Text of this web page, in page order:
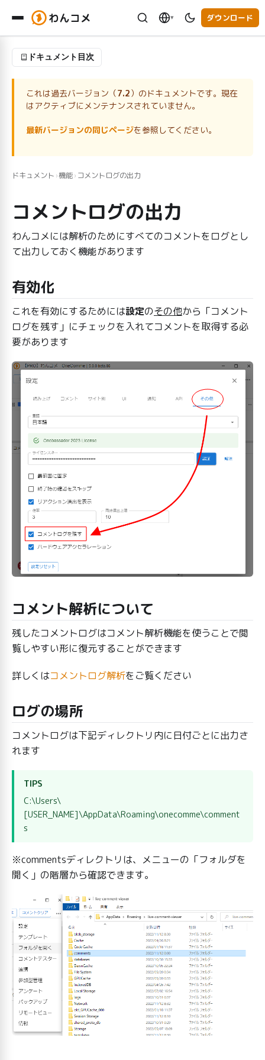
わんコメ ▾ ダウンロード
ドキュメント目次
これは過去バージョン（7.2）のドキュメントです。現在
はアクティブにメンテナンスされていません。
最新バージョンの同じページを参照してください。
ドキュメント ›機能 › コメントログの出力
コメントログの出力
わんコメには解析のためにすべてのコメントをログとし
て出力しておく機能があります
有効化
これを有効にするためには設定のその他から「コメント
ログを残す」にチェックを入れてコメントを取得する必
要があります
コメント解析について
残したコメントログはコメント解析機能を使うことで閲
覧しやすい形に復元することができます
詳しくはコメントログ解析をご覧ください
ログの場所
コメントログは下記ディレクトリ内に日付ごとに出力さ
れます
TIPS
C:\Users\
[USER_NAME]\AppData\Roaming\onecomme\comment
s
※commentsディレクトリは、メニューの「フォルダを
開く」の階層から確認できます。